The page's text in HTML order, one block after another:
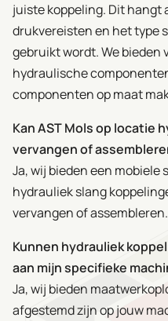
juiste koppeling. Dit hangt
drukvereisten en het type
gebruikt wordt. We bieden
hydraulische
componenten op maat
Kan AST Mols op locatie
vervangen of
Ja, wij bieden een mobiele
hydrauliek slang
vervangen of assembleren.
Kunnen hydrauliek
aan mijn specifieke
Ja, wij bieden
afgestemd zijn op jouw